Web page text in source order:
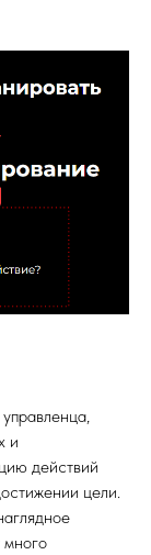
и
действий
цели.
много